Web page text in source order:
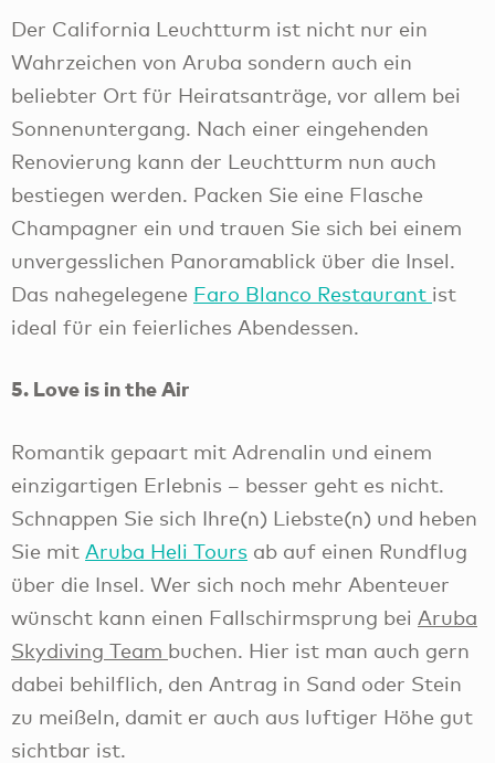
Der California Leuchtturm ist nicht nur ein
Wahrzeichen von Aruba sondern auch ein
beliebter Ort für Heiratsanträge, vor allem bei
Sonnenuntergang. Nach einer eingehenden
Renovierung kann der Leuchtturm nun auch
bestiegen werden. Packen Sie eine Flasche
Champagner ein und trauen Sie sich bei einem
unvergesslichen Panoramablick über die Insel.
Das nahegelegene Faro Blanco Restaurant ist
ideal für ein feierliches Abendessen.
5. Love is in the Air
Romantik gepaart mit Adrenalin und einem
einzigartigen Erlebnis – besser geht es nicht.
Schnappen Sie sich Ihre(n) Liebste(n) und heben
Sie mit Aruba Heli Tours ab auf einen Rundflug
über die Insel. Wer sich noch mehr Abenteuer
wünscht kann einen Fallschirmsprung bei Aruba
Skydiving Team buchen. Hier ist man auch gern
dabei behilflich, den Antrag in Sand oder Stein
zu meißeln, damit er auch aus luftiger Höhe gut
sichtbar ist.